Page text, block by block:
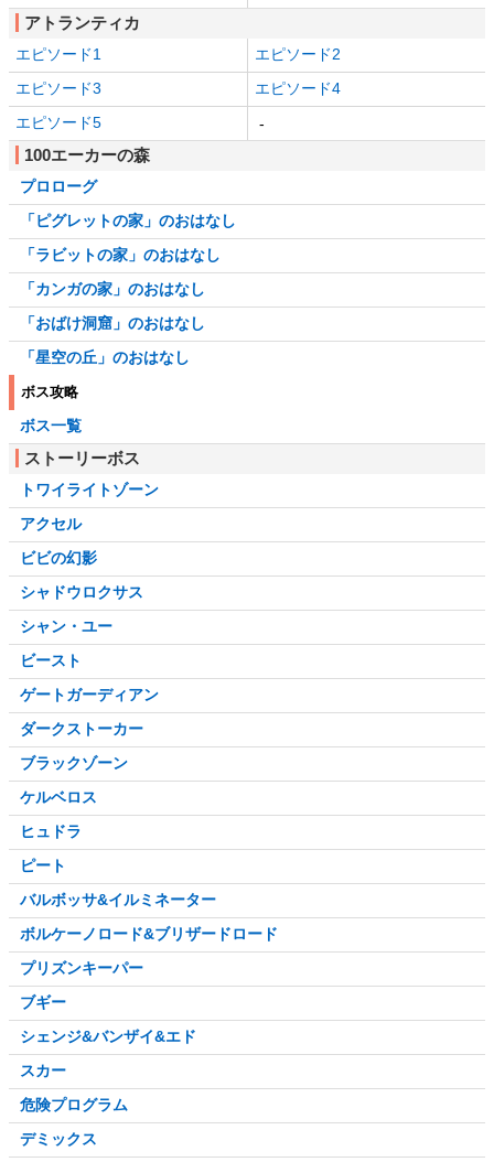
アトランティカ
エピソード1
エピソード2
エピソード3
エピソード4
エピソード5
-
100エーカーの森
プロローグ
「ピグレットの家」のおはなし
「ラビットの家」のおはなし
「カンガの家」のおはなし
「おばけ洞窟」のおはなし
「星空の丘」のおはなし
ボス攻略
ボス一覧
ストーリーボス
トワイライトゾーン
アクセル
ビビの幻影
シャドウロクサス
シャン・ユー
ビースト
ゲートガーディアン
ダークストーカー
ブラックゾーン
ケルベロス
ヒュドラ
ピート
バルボッサ&イルミネーター
ボルケーノロード&ブリザードロード
プリズンキーパー
ブギー
シェンジ&バンザイ&エド
スカー
危険プログラム
デミックス